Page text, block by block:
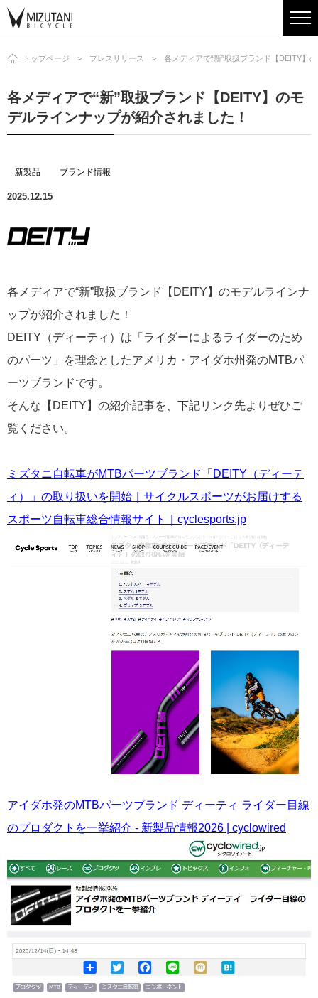
トップページ プレスリリース 各メディアで“新”取扱ブランド【DEITY】
各メディアで“新”取扱ブランド【DEITY】のモ
デルラインナップが紹介されました！
新製品 ブランド情報
2025.12.15
各メディアで“新”取扱ブランド【DEITY】のモデルラインナ
ップが紹介されました！
DEITY（ディーティ）は「ライダーによるライダーのため
のパーツ」を理念としたアメリカ・アイダホ州発のMTBパ
ーツブランドです。
そんな【DEITY】の紹介記事を、下記リンク先よりぜひご
覧ください。
ミズタニ自転車がMTBパーツブランド「DEITY（ディーテ
ィ）」の取り扱いを開始｜サイクルスポーツがお届けする
スポーツ自転車総合情報サイト｜cyclesports.jp
アイダホ発のMTBパーツブランド ディーティ ライダー目線
のプロダクトを一挙紹介 - 新製品情報2026 | cyclowired